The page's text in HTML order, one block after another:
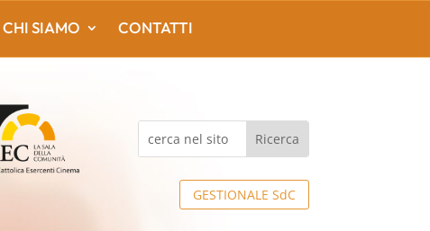
GESTIONALE SdC
CHI SIAMO CONTATTI